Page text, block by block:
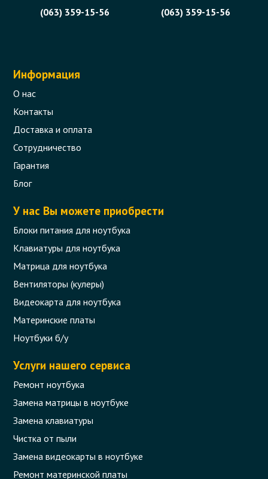
(063) 359-15-56
(063) 359-15-56
Информация
О нас
Контакты
Доставка и оплата
Сотрудничество
Гарантия
Блог
У нас Вы можете приобрести
Блоки питания для ноутбука
Клавиатуры для ноутбука
Матрица для ноутбука
Вентиляторы (кулеры)
Видеокарта для ноутбука
Материнские платы
Ноутбуки б/у
Услуги нашего сервиса
Ремонт ноутбука
Замена матрицы в ноутбуке
Замена клавиатуры
Чистка от пыли
Замена видеокарты в ноутбуке
Ремонт материнской платы